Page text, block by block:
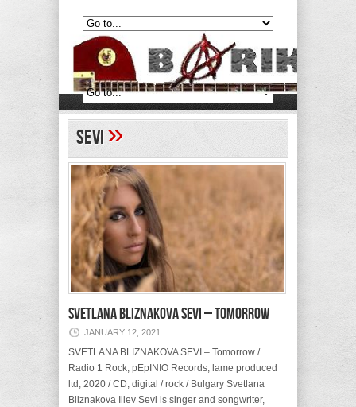
Sevi»
SVETLANA BLIZNAKOVA SEVI – Tomorrow
JANUARY 12, 2021
SVETLANA BLIZNAKOVA SEVI – Tomorrow /
Radio 1 Rock, pEpINIO Records, lame produced
ltd, 2020 / CD, digital / rock / Bulgary Svetlana
Bliznakova Iliev Sevi is singer and songwriter,